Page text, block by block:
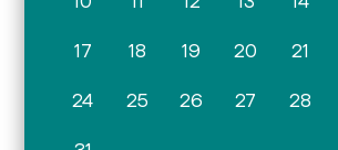
17
18 19 20 21
24
25 26 27 28